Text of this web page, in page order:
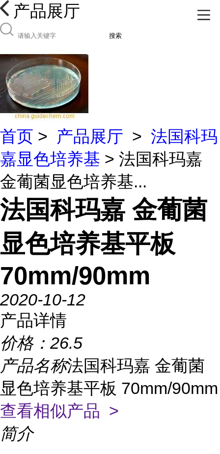
产品展厅
搜索
首页 > 产品展厅 > 法国科玛
嘉显色培养基 > 法国科玛嘉
金葡菌显色培养基...
法国科玛嘉 金葡菌
显色培养基平板
70mm/90mm
2020-10-12
产品详情
价格： 26.5
产品名称法国科玛嘉 金葡菌
显色培养基平板 70mm/90mm
查看相似产品 >
简介